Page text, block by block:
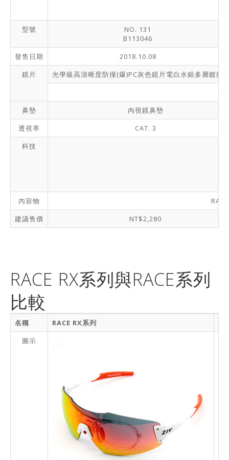
型號
NO. 131
B113046
發售日期
2018.10.08
鏡片
光學級高清晰度防撞(爆)PC灰色鏡片電白水銀多層鍍膜
鼻墊
內視鏡鼻墊
透視率
CAT. 3
科技
內容物
建議售價
NT$2,280
RACE RX系列與RACE系列
比較
名稱 RACE RX系列
圖示